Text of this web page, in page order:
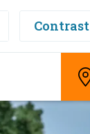
Contrast